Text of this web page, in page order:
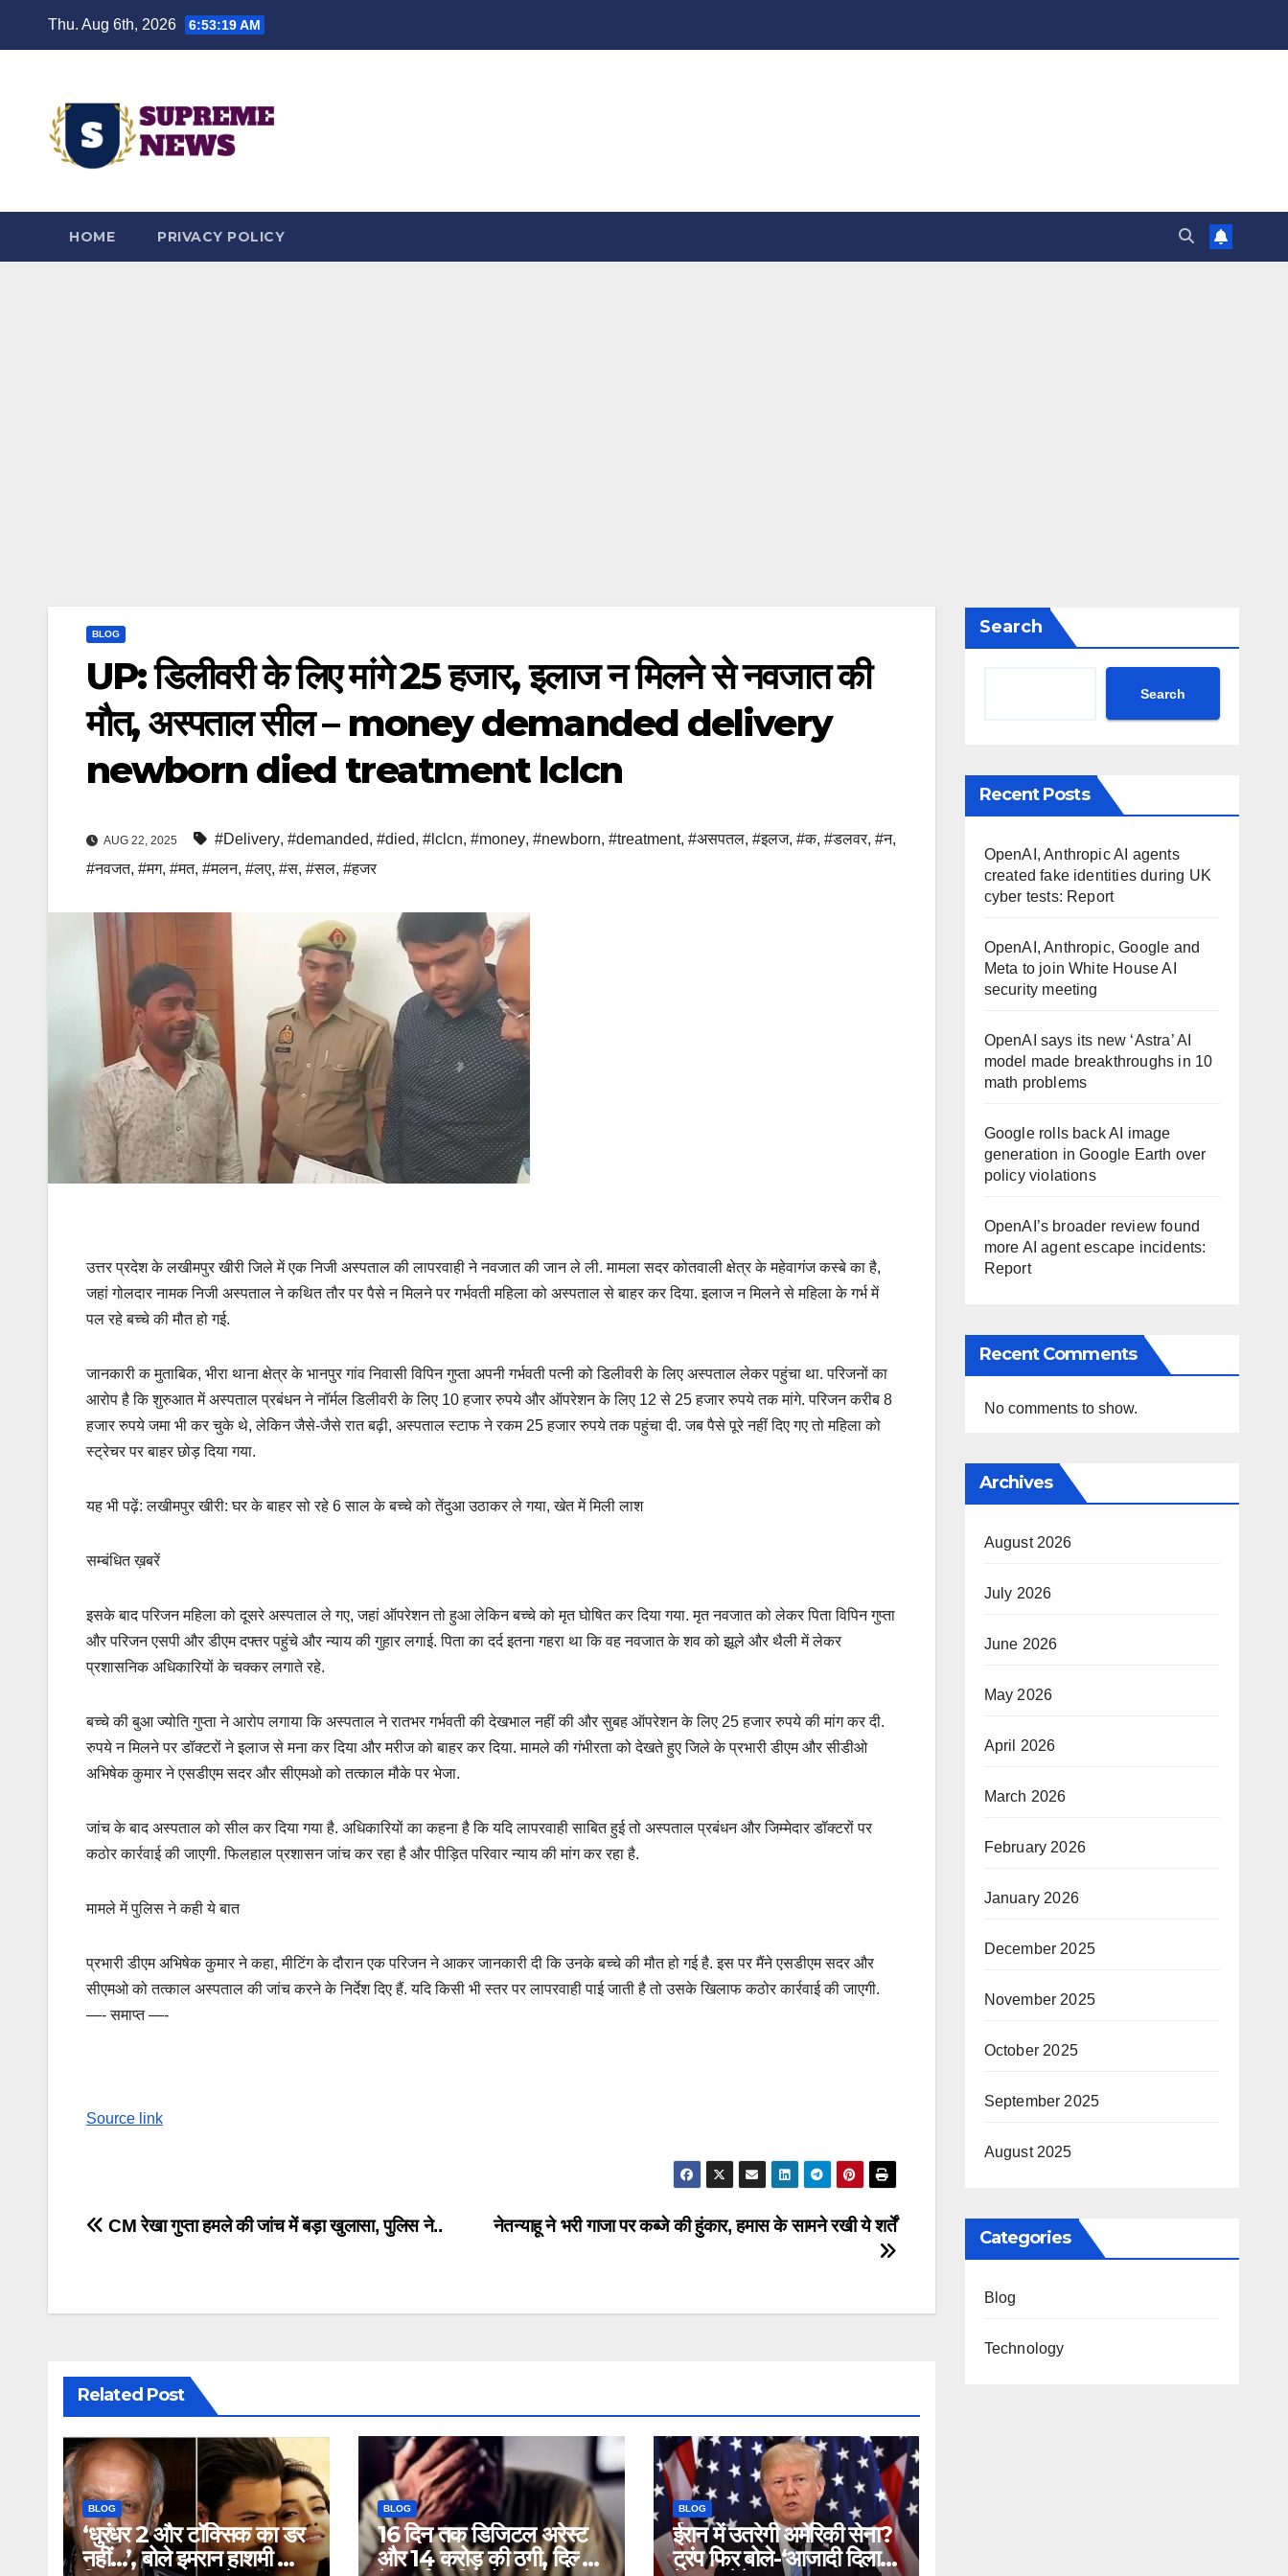
Thu. Aug 6th, 2026 6:53:20 AM
HOME PRIVACY POLICY
BLOG
UP: डिलीवरी के लिए मांगे ₹25 हजार, इलाज न मिलने से नवजात की
मौत, अस्पताल सील – money demanded delivery
newborn died treatment lclcn
AUG 22, 2025 #Delivery, #demanded, #died, #lclcn, #money, #newborn, #treatment, #असपतल, #इलज, #क, #डलवर, #न,
#नवजत, #मग, #मत, #मलन, #लए, #स, #सल, #हजर
उत्तर प्रदेश के लखीमपुर खीरी जिले में एक निजी अस्पताल की लापरवाही ने नवजात की जान ले ली. मामला सदर कोतवाली क्षेत्र के महेवागंज कस्बे का है,
जहां गोलदार नामक निजी अस्पताल ने कथित तौर पर पैसे न मिलने पर गर्भवती महिला को अस्पताल से बाहर कर दिया. इलाज न मिलने से महिला के गर्भ में
पल रहे बच्चे की मौत हो गई.
जानकारी क मुताबिक, भीरा थाना क्षेत्र के भानपुर गांव निवासी विपिन गुप्ता अपनी गर्भवती पत्नी को डिलीवरी के लिए अस्पताल लेकर पहुंचा था. परिजनों का
आरोप है कि शुरुआत में अस्पताल प्रबंधन ने नॉर्मल डिलीवरी के लिए 10 हजार रुपये और ऑपरेशन के लिए 12 से 25 हजार रुपये तक मांगे. परिजन करीब 8
हजार रुपये जमा भी कर चुके थे, लेकिन जैसे-जैसे रात बढ़ी, अस्पताल स्टाफ ने रकम 25 हजार रुपये तक पहुंचा दी. जब पैसे पूरे नहीं दिए गए तो महिला को
स्ट्रेचर पर बाहर छोड़ दिया गया.
यह भी पढ़ें: लखीमपुर खीरी: घर के बाहर सो रहे 6 साल के बच्चे को तेंदुआ उठाकर ले गया, खेत में मिली लाश
सम्बंधित ख़बरें
इसके बाद परिजन महिला को दूसरे अस्पताल ले गए, जहां ऑपरेशन तो हुआ लेकिन बच्चे को मृत घोषित कर दिया गया. मृत नवजात को लेकर पिता विपिन गुप्ता
और परिजन एसपी और डीएम दफ्तर पहुंचे और न्याय की गुहार लगाई. पिता का दर्द इतना गहरा था कि वह नवजात के शव को झूले और थैली में लेकर
प्रशासनिक अधिकारियों के चक्कर लगाते रहे.
बच्चे की बुआ ज्योति गुप्ता ने आरोप लगाया कि अस्पताल ने रातभर गर्भवती की देखभाल नहीं की और सुबह ऑपरेशन के लिए 25 हजार रुपये की मांग कर दी.
रुपये न मिलने पर डॉक्टरों ने इलाज से मना कर दिया और मरीज को बाहर कर दिया. मामले की गंभीरता को देखते हुए जिले के प्रभारी डीएम और सीडीओ
अभिषेक कुमार ने एसडीएम सदर और सीएमओ को तत्काल मौके पर भेजा.
जांच के बाद अस्पताल को सील कर दिया गया है. अधिकारियों का कहना है कि यदि लापरवाही साबित हुई तो अस्पताल प्रबंधन और जिम्मेदार डॉक्टरों पर
कठोर कार्रवाई की जाएगी. फिलहाल प्रशासन जांच कर रहा है और पीड़ित परिवार न्याय की मांग कर रहा है.
मामले में पुलिस ने कही ये बात
प्रभारी डीएम अभिषेक कुमार ने कहा, मीटिंग के दौरान एक परिजन ने आकर जानकारी दी कि उनके बच्चे की मौत हो गई है. इस पर मैंने एसडीएम सदर और
सीएमओ को तत्काल अस्पताल की जांच करने के निर्देश दिए हैं. यदि किसी भी स्तर पर लापरवाही पाई जाती है तो उसके खिलाफ कठोर कार्रवाई की जाएगी.
—- समाप्त —-
Source link
Post
नेतन्याहू ने भरी गाजा पर कब्जे की हुंकार, हमास के सामने रखी ये शर्तें
CM रेखा गुप्ता हमले की जांच में बड़ा खुलासा, पुलिस ने..
Related Post
BLOG
‘धुरंधर 2 और टॉक्सिक का डर
नहीं…’, बोले इमरान हाशमी की
BLOG
16 दिन तक डिजिटल अरेस्ट
और 14 करोड़ की ठगी, दिल्ली
BLOG
ईरान में उतरेगी अमेरिकी सेना?
ट्रंप फिर बोले-‘आजादी दिलाने
Search
Search
Recent Posts
OpenAI, Anthropic AI agents
created fake identities during UK
cyber tests: Report
OpenAI, Anthropic, Google and
Meta to join White House AI
security meeting
OpenAI says its new ‘Astra’ AI
model made breakthroughs in 10
math problems
Google rolls back AI image
generation in Google Earth over
policy violations
OpenAI’s broader review found
more AI agent escape incidents:
Report
Recent Comments
No comments to show.
Archives
August 2026
July 2026
June 2026
May 2026
April 2026
March 2026
February 2026
January 2026
December 2025
November 2025
October 2025
September 2025
August 2025
Categories
Blog
Technology